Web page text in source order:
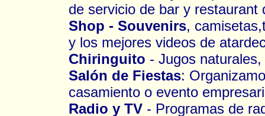
de servicio de bar y
Shop - Souvenirs,
y los mejores videos de
Chiringuito - Jugos
Salón de Fiestas:
casamiento o evento
Radio y TV - Programas de